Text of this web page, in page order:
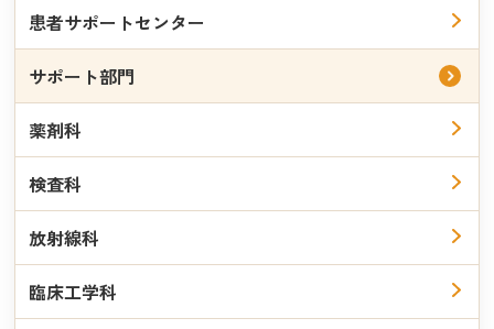
日体協公認スポーツドクター
日本人工関節学会認定医
日本足の外科学会認定医
山中 一良
・専任部長
専門領域・得意分野
患者サポートセンター
サポート部門
薬剤科
検査科
放射線科
臨床工学科